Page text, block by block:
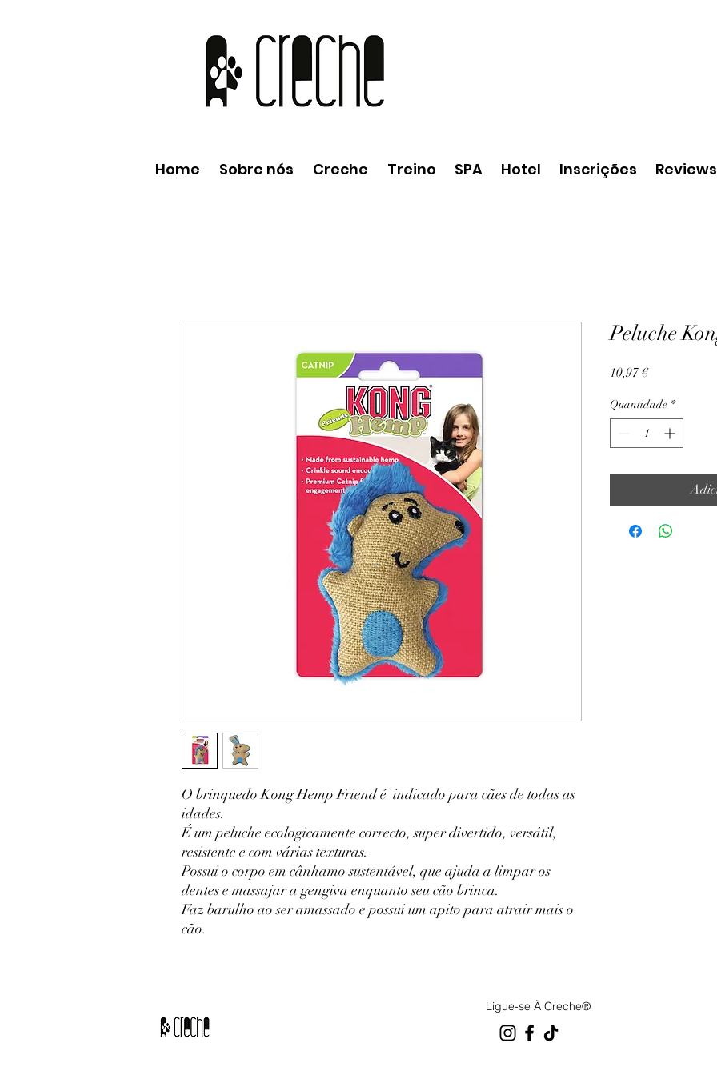
O brinquedo Kong Hemp Friend é indicado para cães de todas as
idades.
É um peluche ecologicamente correcto, super divertido, versátil,
resistente e com várias texturas.
Possui o corpo em cânhamo sustentável, que ajuda a limpar os
dentes e massajar a gengiva enquanto seu cão brinca.
Faz barulho ao ser amassado e possui um apito para atrair mais o
cão.
Peluche
10,97 €Preço
Quantidade *
Home Sobre nós Creche Treino SPA Hotel Inscrições Reviews
Ligue-se À Creche®